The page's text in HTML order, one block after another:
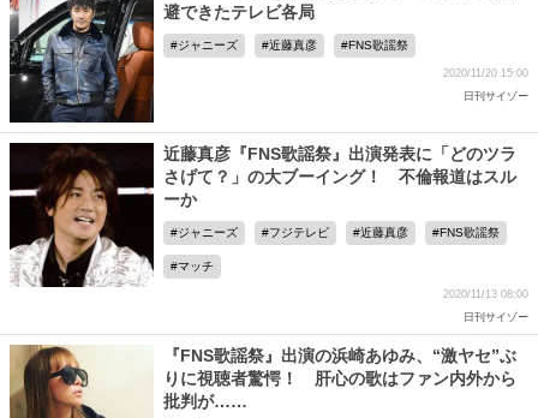
避できたテレビ各局
ジャニーズ 近藤真彦 FNS歌謡祭
2020/11/20 15:00
日刊サイゾー
近藤真彦『FNS歌謡祭』出演発表に「どのツラ
さげて？」の大ブーイング！ 不倫報道はスル
ーか
ジャニーズ フジテレビ 近藤真彦 FNS歌謡祭
マッチ
2020/11/13 08:00
日刊サイゾー
『FNS歌謡祭』出演の浜崎あゆみ、“激ヤセ”ぶ
りに視聴者驚愕！ 肝心の歌はファン内外から
批判が……